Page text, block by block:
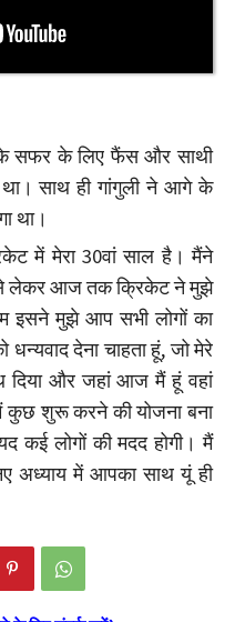
के सफर के लिए फैंस और साथी
था। साथ ही गांगुली ने आगे के
था।
में मेरा 30वां साल है। मैंने
लेकर आज तक क्रिकेट ने मुझे
इसने मुझे आप सभी लोगों का
धन्यवाद देना चाहता हूं, जो मेरे
दिया और जहां आज मैं हूं वहां
शुरू करने की योजना बना
कई लोगों की मदद होगी। मैं
अध्याय में आपका साथ यूं ही